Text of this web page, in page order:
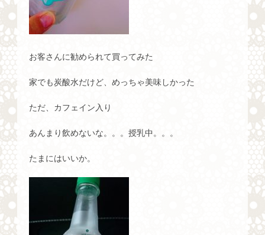
お客さんに勧められて買ってみた
家でも炭酸水だけど、めっちゃ美味しかった
ただ、カフェイン入り
あんまり飲めないな。。。授乳中。。。
たまにはいいか。